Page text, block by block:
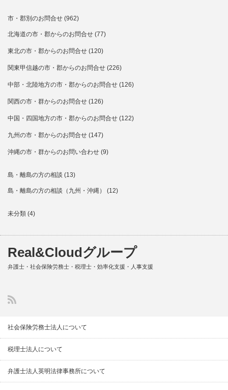
市・郡別のお問合せ (962)
北海道の市・郡からのお問合せ (77)
東北の市・郡からのお問合せ (120)
関東甲信越の市・郡からのお問合せ (226)
中部・北陸地方の市・郡からのお問合せ (126)
関西の市・群からのお問合せ (126)
中国・四国地方の市・郡からのお問合せ (122)
九州の市・郡からのお問合せ (147)
沖縄の市・群からのお問い合わせ (9)
島・離島の方の相談 (13)
島・離島の方の相談（九州・沖縄） (12)
未分類 (4)
Real&Cloudグループ
弁護士・社会保険労務士・税理士・効率化支援・人事支援
社会保険労務士法人について
税理士法人について
弁護士法人英明法律事務所について